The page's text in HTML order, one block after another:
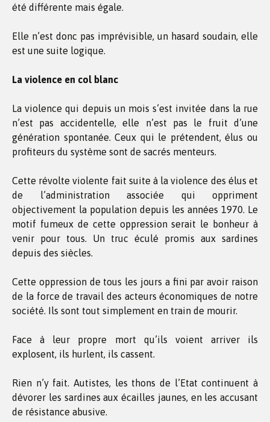
été différente mais égale.
Elle n’est donc pas imprévisible, un hasard soudain, elle
est une suite logique.
La violence en col blanc
La violence qui depuis un mois s’est invitée dans la rue
n’est pas accidentelle, elle n’est pas le fruit d’une
génération spontanée. Ceux qui le prétendent, élus ou
profiteurs du système sont de sacrés menteurs.
Cette révolte violente fait suite à la violence des élus et
de l’administration associée qui oppriment
objectivement la population depuis les années 1970. Le
motif fumeux de cette oppression serait le bonheur à
venir pour tous. Un truc éculé promis aux sardines
depuis des siècles.
Cette oppression de tous les jours a fini par avoir raison
de la force de travail des acteurs économiques de notre
société. Ils sont tout simplement en train de mourir.
Face à leur propre mort qu’ils voient arriver ils
explosent, ils hurlent, ils cassent.
Rien n’y fait. Autistes, les thons de l’Etat continuent à
dévorer les sardines aux écailles jaunes, en les accusant
de résistance abusive.